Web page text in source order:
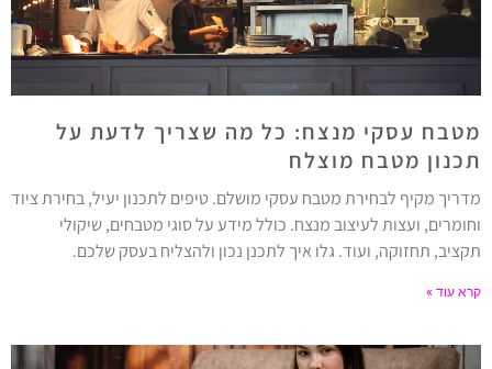
מטבח עסקי מנצח: כל מה שצריך לדעת על
תכנון מטבח מוצלח
מדריך מקיף לבחירת מטבח עסקי מושלם. טיפים לתכנון יעיל, בחירת ציוד
וחומרים, ועצות לעיצוב מנצח. כולל מידע על סוגי מטבחים, שיקולי
תקציב, תחזוקה, ועוד. גלו איך לתכנן נכון ולהצליח בעסק שלכם.
קרא עוד »